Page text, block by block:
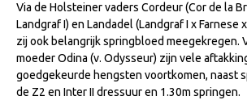
Arabian Horse Events
Arabissimo
Veulenregistratie
Via de Holsteiner vaders Cordeur (Cor de la
Landgraf I) en Landadel (Landgraf I x Farnese
zij ook belangrijk springbloed meegekregen.
moeder Odina (v. Odysseur) zijn vele
goedgekeurde hengsten voortkomen, naast
de Z2 en Inter II dressuur en 1.30m springen.